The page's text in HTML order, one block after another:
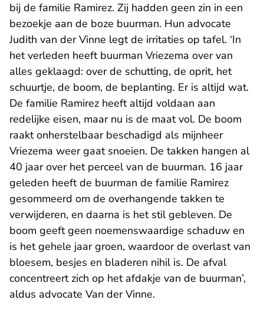
bij de familie Ramirez. Zij hadden geen zin in een
bezoekje aan de boze buurman. Hun advocate
Judith van der Vinne legt de irritaties op tafel. ‘In
het verleden heeft buurman Vriezema over van
alles geklaagd: over de schutting, de oprit, het
schuurtje, de boom, de beplanting. Er is altijd wat.
De familie Ramirez heeft altijd voldaan aan
redelijke eisen, maar nu is de maat vol. De boom
raakt onherstelbaar beschadigd als mijnheer
Vriezema weer gaat snoeien. De takken hangen al
40 jaar over het perceel van de buurman. 16 jaar
geleden heeft de buurman de familie Ramirez
gesommeerd om de overhangende takken te
verwijderen, en daarna is het stil gebleven. De
boom geeft geen noemenswaardige schaduw en
is het gehele jaar groen, waardoor de overlast van
bloesem, besjes en bladeren nihil is. De afval
concentreert zich op het afdakje van de buurman’,
aldus advocate Van der Vinne.